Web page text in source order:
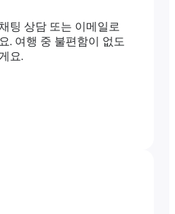
팅 상담 또는 이메일로
. 여행 중 불편함이 없도
요.